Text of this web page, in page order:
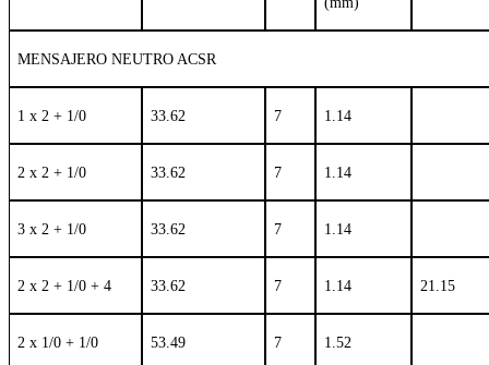
MENSAJERO NEUTRO ACSR
1 x 2 + 1/0 33.62 7 1.14
2 x 2 + 1/0 33.62 7 1.14
3 x 2 + 1/0 33.62 7 1.14
2 x 2 + 1/0 + 4 33.62 7 1.14 21.15
2 x 1/0 + 1/0 53.49 7 1.52